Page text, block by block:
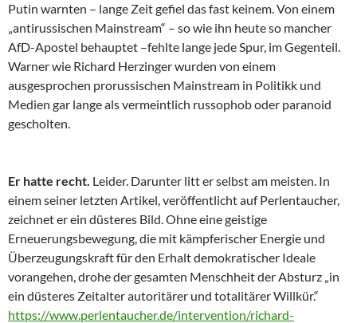
Putin warnten – lange Zeit gefiel das fast keinem. Von einem
„antirussischen Mainstream“ – so wie ihn heute so mancher
AfD-Apostel behauptet –fehlte lange jede Spur, im Gegenteil.
Warner wie Richard Herzinger wurden von einem
ausgesprochen prorussischen Mainstream in Politikk und
Medien gar lange als vermeintlich russophob oder paranoid
gescholten.
Er hatte recht. Leider. Darunter litt er selbst am meisten. In
einem seiner letzten Artikel, veröffentlicht auf Perlentaucher,
zeichnet er ein düsteres Bild. Ohne eine geistige
Erneuerungsbewegung, die mit kämpferischer Energie und
Überzeugungskraft für den Erhalt demokratischer Ideale
vorangehen, drohe der gesamten Menschheit der Absturz „in
ein düsteres Zeitalter autoritärer und totalitärer Willkür.“
https://www.perlentaucher.de/intervention/richard-